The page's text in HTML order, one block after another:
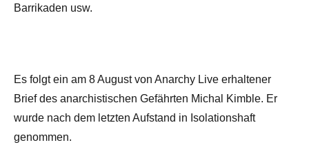
Barrikaden usw.
Es folgt ein am 8 August von Anarchy Live erhaltener
Brief des anarchistischen Gefährten Michal Kimble. Er
wurde nach dem letzten Aufstand in Isolationshaft
genommen.